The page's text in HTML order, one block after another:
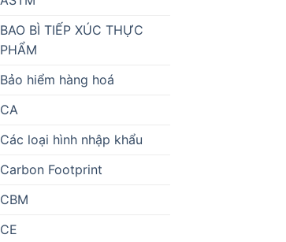
BAO BÌ TIẾP XÚC THỰC
PHẨM
Bảo hiểm hàng hoá
CA
Các loại hình nhập khẩu
Carbon Footprint
CBM
CE